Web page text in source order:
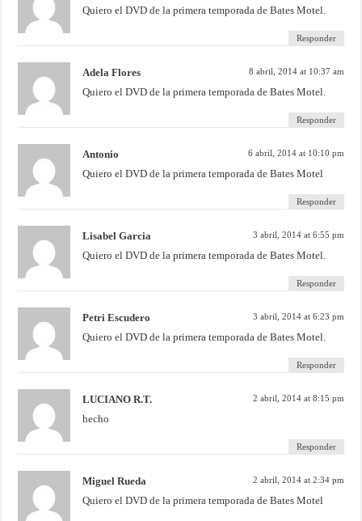
Quiero el DVD de la primera temporada de Bates Motel.
Responder
Adela Flores 8 abril, 2014 at 10:37 am
Quiero el DVD de la primera temporada de Bates Motel.
Responder
Antonio 6 abril, 2014 at 10:10 pm
Quiero el DVD de la primera temporada de Bates Motel
Responder
Lisabel Garcia 3 abril, 2014 at 6:55 pm
Quiero el DVD de la primera temporada de Bates Motel.
Responder
Petri Escudero 3 abril, 2014 at 6:23 pm
Quiero el DVD de la primera temporada de Bates Motel.
Responder
LUCIANO R.T. 2 abril, 2014 at 8:15 pm
hecho
Responder
Miguel Rueda 2 abril, 2014 at 2:34 pm
Quiero el DVD de la primera temporada de Bates Motel